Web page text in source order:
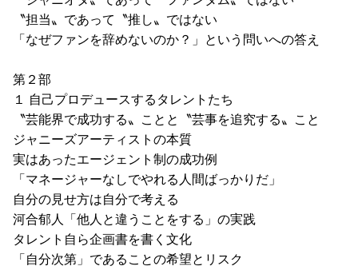
〝担当〟であって〝推し〟ではない
「なぜファンを辞めないのか？」という問いへの答え
第２部
１ 自己プロデュースするタレントたち
〝芸能界で成功する〟ことと〝芸事を追究する〟こと
ジャニーズアーティストの本質
実はあったエージェント制の成功例
「マネージャーなしでやれる人間ばっかりだ」
自分の見せ方は自分で考える
河合郁人「他人と違うことをする」の実践
タレント自ら企画書を書く文化
「自分次第」であることの希望とリスク